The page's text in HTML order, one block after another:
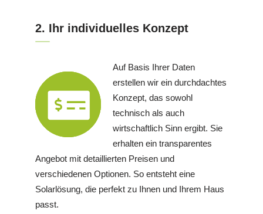
2. Ihr individuelles Konzept
Auf Basis Ihrer Daten
erstellen wir ein durchdachtes
Konzept, das sowohl
technisch als auch
wirtschaftlich Sinn ergibt. Sie
erhalten ein transparentes
Angebot mit detaillierten Preisen und
verschiedenen Optionen. So entsteht eine
Solarlösung, die perfekt zu Ihnen und Ihrem Haus
passt.